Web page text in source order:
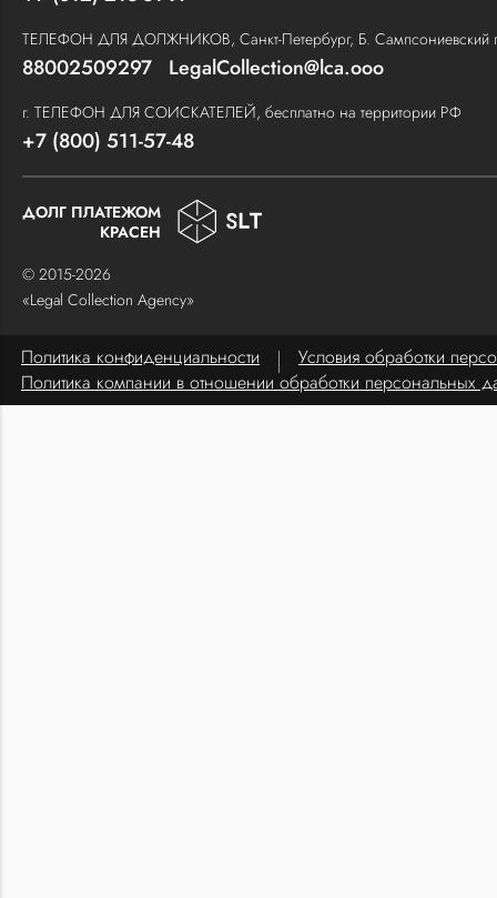
ТЕЛЕФОН ДЛЯ ДОЛЖНИКОВ, Санкт-Петербург, Б. Сампсониевский
88002509297 LegalCollection@lca.ooo
г. ТЕЛЕФОН ДЛЯ СОИСКАТЕЛЕЙ, бесплатно на территории РФ
+7 (800) 511-57-48
ДОЛГ ПЛАТЕЖОМ
КРАСЕН
© 2015-2026
«Legal Collection Agency»
Политика конфиденциальности
Условия обработки
Политика компании в отношении обработки персональных